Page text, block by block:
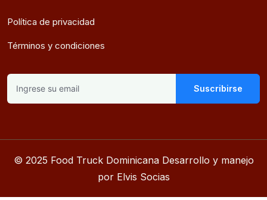
Política de privacidad
Términos y condiciones
Suscribirse
© 2025 Food Truck Dominicana Desarrollo y manejo
por Elvis Socias